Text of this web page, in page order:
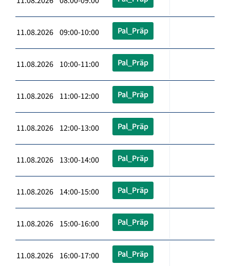
11.08.2026 09:00-10:00 Pal_Präp
11.08.2026 10:00-11:00 Pal_Präp
11.08.2026 11:00-12:00 Pal_Präp
11.08.2026 12:00-13:00 Pal_Präp
11.08.2026 13:00-14:00 Pal_Präp
11.08.2026 14:00-15:00 Pal_Präp
11.08.2026 15:00-16:00 Pal_Präp
11.08.2026 16:00-17:00 Pal_Präp